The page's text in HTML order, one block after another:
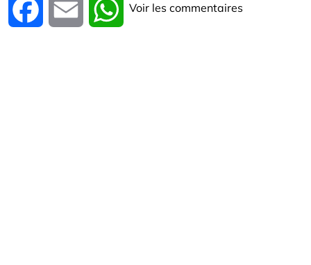
Facebook Email WhatsApp
Voir les commentaires